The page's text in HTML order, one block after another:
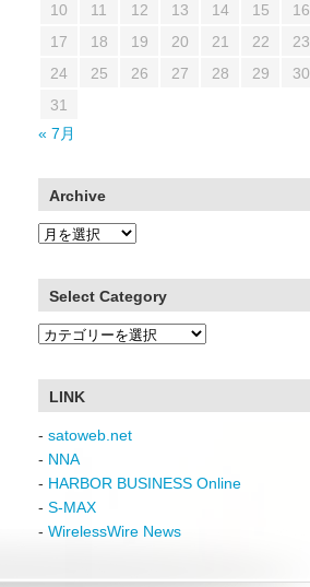
10
11 12 13 14 15
16
17
18 19 20 21 22
23
24
25 26 27 28 29
30
31
« 7月
Archive
Archive
Select Category
Select
LINK
- satoweb.net
- NNA
- HARBOR BUSINESS Online
- S-MAX
- WirelessWire News